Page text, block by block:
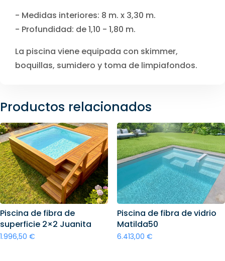
- Medidas interiores: 8 m. x 3,30 m.
- Profundidad: de 1,10 - 1,80 m.
La piscina viene equipada con skimmer,
boquillas, sumidero y toma de limpiafondos.
Productos relacionados
Piscina de fibra de
superficie 2×2 Juanita
1.996,50 €
Piscina de fibra de vidrio
Matilda50
6.413,00 €